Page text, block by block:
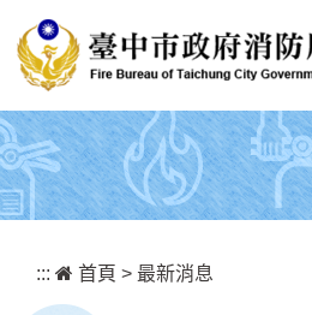
::: 首頁 > 最新消息